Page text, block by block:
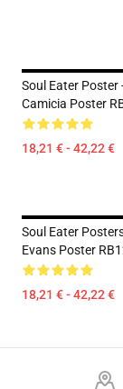
Soul Eater Poster
Camicia Poster
18,21 € - 42,22 €
Soul Eater
Evans Poster
18,21 € - 42,22 €